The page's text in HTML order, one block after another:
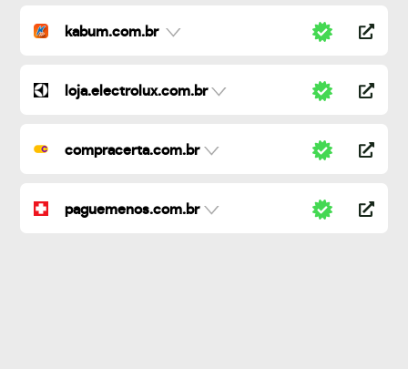
kabum.com.br
loja.electrolux.com.br
compracerta.com.br
paguemenos.com.br